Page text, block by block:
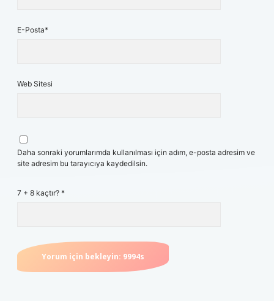
E-Posta*
Web Sitesi
Daha sonraki yorumlarımda kullanılması için adım, e-posta adresim ve
site adresim bu tarayıcıya kaydedilsin.
7 + 8 kaçtır? *